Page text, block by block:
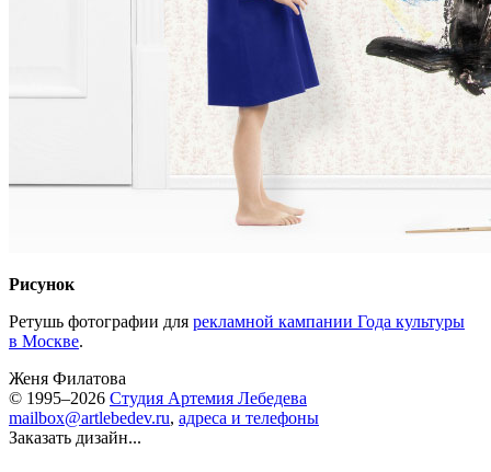
Рисунок
Ретушь фотографии для рекламной кампании Года культуры
в Москве.
Женя Филатова
© 1995–2026 Студия Артемия Лебедева
mailbox@artlebedev.ru, адреса и телефоны
Заказать дизайн...